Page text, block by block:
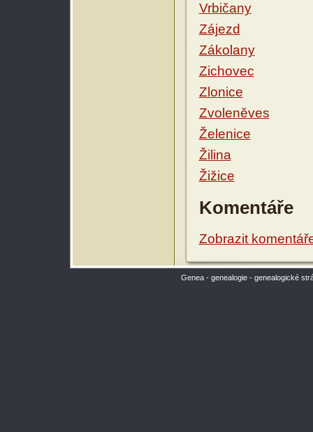
Vrbičany
Zájezd
Zákolany
Zichovec
Zlonice
Zvoleněves
Želenice
Žilina
Žižice
Komentáře
Zobrazit
Genea - genealogie - genealogické